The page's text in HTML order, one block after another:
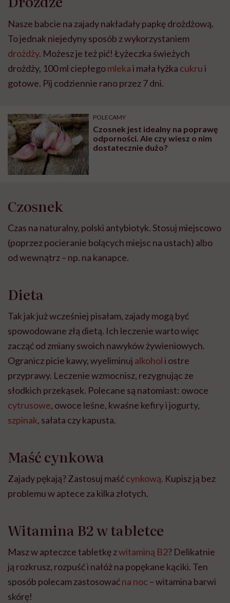
Nasze babcie na zajady nakładały papkę drożdżową.
To jednak niejedyny sposób z wykorzystaniem
drożdży. Możesz je też pić! Łyżeczka świeżych
drożdży, 100 ml ciepłegomlekai mała łyżka cukrui
gotowe. Pij codziennie rano przez 7 dni.
POLECAMY
Czosnek jest idealny na poprawę
odporności. Ale czy wiesz o nim
dostatecznie dużo?
Czosnek
Czas na naturalny, polski antybiotyk. Stosuj miejscowo
(poprzez pocieranie bolących miejsc na ustach) albo
od wewnątrz – np. na kanapce.
Dieta
Tak jak już wcześniej pisałam, zajady mogą być
spowodowane złą dietą. Ich leczenie warto więc
zacząć od zmiany swoich nawyków żywieniowych.
Ogranicz picie kawy, wyeliminuj alkoholi ostre
przyprawy. Leczenie wzmocnisz, rezygnując ze
słodkich przekąsek. Polecane są natomiast: owoce
cytrusowe, owoce leśne, kwaśne kefiry i jogurty,
szpinak, sałata czy kapusta.
Maść cynkowa
Zajady pękają? Zastosuj maśćcynkową. Kupisz ją bez
problemu w aptece za kilka złotych.
Witamina B2 w tabletce
Masz w apteczce tabletkę zwitaminą B2? Delikatnie
ją rozkrusz, rozpuść i nałóż na popękane kąciki. Ten
sposób polecam zastosowaćna noc – witamina barwi
skórę!